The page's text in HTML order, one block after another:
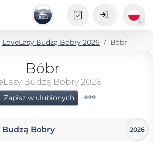
LoveLasy Budzą Bobry 2026 Bóbr
Bóbr
Budzą Bobry 2026
Zapisz w ulubionych
Budzą Bobry 2026